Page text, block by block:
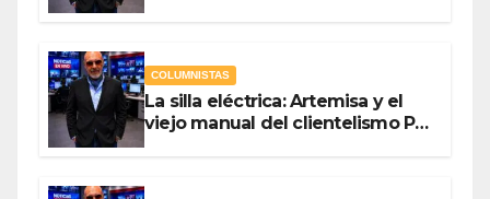
COLUMNISTAS
La silla eléctrica: Artemisa y el
viejo manual del clientelismo Por